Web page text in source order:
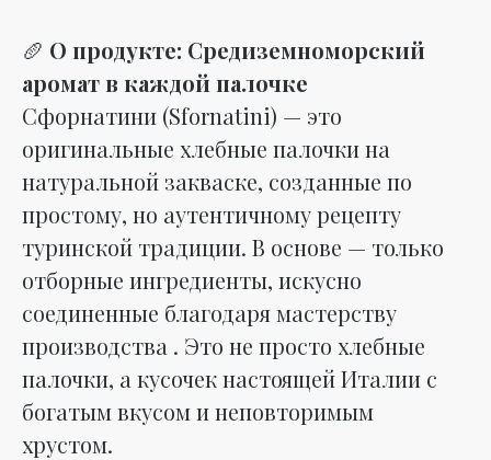
🥖 О продукте: Средиземноморский
аромат в каждой палочке
Сфорнатини (Sfornatini) — это
оригинальные хлебные палочки на
натуральной закваске, созданные по
простому, но аутентичному рецепту
туринской традиции. В основе — только
отборные ингредиенты, искусно
соединенные благодаря мастерству
производства . Это не просто хлебные
палочки, а кусочек настоящей Италии с
богатым вкусом и неповторимым
хрустом.